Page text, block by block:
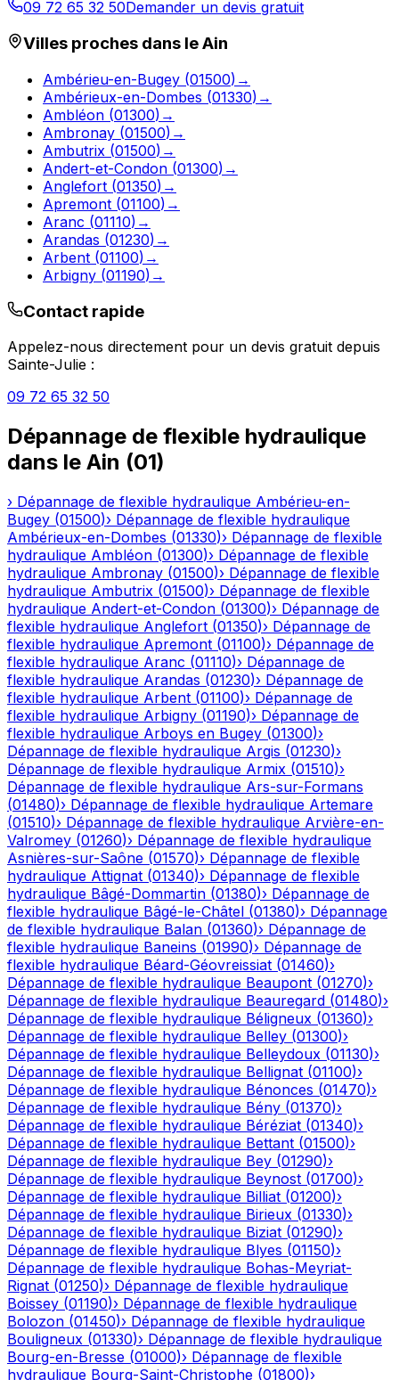
09 72 65 32 50Demander un devis gratuit
Villes proches dans leAin
Ambérieu-en-Bugey (01500) →
Ambérieux-en-Dombes (01330) →
Ambléon (01300) →
Ambronay (01500) →
Ambutrix (01500) →
Andert-et-Condon (01300) →
Anglefort (01350) →
Apremont (01100) →
Aranc (01110) →
Arandas (01230) →
Arbent (01100) →
Arbigny (01190) →
Contact rapide
Appelez-nous directement pour un devis gratuit depuis
Sainte-Julie :
09 72 65 32 50
Dépannage de flexible hydraulique
dans le Ain (01)
› Dépannage de flexible hydraulique Ambérieu-en-
Bugey (01500)› Dépannage de flexible hydraulique
Ambérieux-en-Dombes (01330)› Dépannage de flexible
hydraulique Ambléon (01300)› Dépannage de flexible
hydraulique Ambronay (01500)› Dépannage de flexible
hydraulique Ambutrix (01500)› Dépannage de flexible
hydraulique Andert-et-Condon (01300)› Dépannage de
flexible hydraulique Anglefort (01350)› Dépannage de
flexible hydraulique Apremont (01100)› Dépannage de
flexible hydraulique Aranc (01110)› Dépannage de
flexible hydraulique Arandas (01230)› Dépannage de
flexible hydraulique Arbent (01100)› Dépannage de
flexible hydraulique Arbigny (01190)› Dépannage de
flexible hydraulique Arboys en Bugey (01300)›
Dépannage de flexible hydraulique Argis (01230)›
Dépannage de flexible hydraulique Armix (01510)›
Dépannage de flexible hydraulique Ars-sur-Formans
(01480)› Dépannage de flexible hydraulique Artemare
(01510)› Dépannage de flexible hydraulique Arvière-en-
Valromey (01260)› Dépannage de flexible hydraulique
Asnières-sur-Saône (01570)› Dépannage de flexible
hydraulique Attignat (01340)› Dépannage de flexible
hydraulique Bâgé-Dommartin (01380)› Dépannage de
flexible hydraulique Bâgé-le-Châtel (01380)› Dépannage
de flexible hydraulique Balan (01360)› Dépannage de
flexible hydraulique Baneins (01990)› Dépannage de
flexible hydraulique Béard-Géovreissiat (01460)›
Dépannage de flexible hydraulique Beaupont (01270)›
Dépannage de flexible hydraulique Beauregard (01480)›
Dépannage de flexible hydraulique Béligneux (01360)›
Dépannage de flexible hydraulique Belley (01300)›
Dépannage de flexible hydraulique Belleydoux (01130)›
Dépannage de flexible hydraulique Bellignat (01100)›
Dépannage de flexible hydraulique Bénonces (01470)›
Dépannage de flexible hydraulique Bény (01370)›
Dépannage de flexible hydraulique Béréziat (01340)›
Dépannage de flexible hydraulique Bettant (01500)›
Dépannage de flexible hydraulique Bey (01290)›
Dépannage de flexible hydraulique Beynost (01700)›
Dépannage de flexible hydraulique Billiat (01200)›
Dépannage de flexible hydraulique Birieux (01330)›
Dépannage de flexible hydraulique Biziat (01290)›
Dépannage de flexible hydraulique Blyes (01150)›
Dépannage de flexible hydraulique Bohas-Meyriat-
Rignat (01250)› Dépannage de flexible hydraulique
Boissey (01190)› Dépannage de flexible hydraulique
Bolozon (01450)› Dépannage de flexible hydraulique
Bouligneux (01330)› Dépannage de flexible hydraulique
Bourg-en-Bresse (01000)› Dépannage de flexible
hydraulique Bourg-Saint-Christophe (01800)›